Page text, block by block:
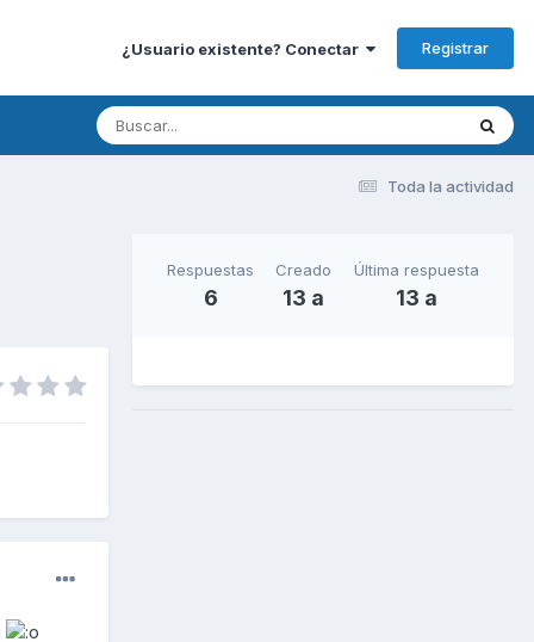
¿Usuario existente? Conectar Registrar
Toda la actividad
Respuestas
6
Creado
13 a
Última respuesta
13 a